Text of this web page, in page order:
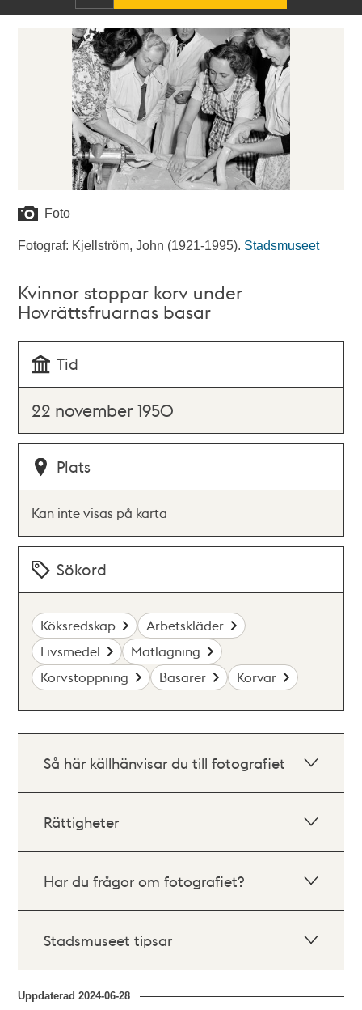
Foto
Fotograf: Kjellström, John (1921-1995). Stadsmuseet
Kvinnor stoppar korv under
Hovrättsfruarnas basar
Tid
22 november 1950
Plats
Kan inte visas på karta
Sökord
Köksredskap
Arbetskläder
Livsmedel
Matlagning
Korvstoppning
Basarer Korvar
Så här källhänvisar du till fotografiet
Rättigheter
Har du frågor om fotografiet?
Stadsmuseet tipsar
Uppdaterad2024-06-28